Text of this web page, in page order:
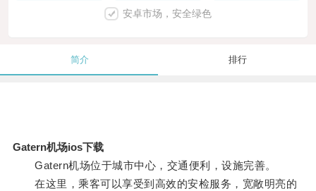
安卓市场，安全绿色
简介 排行
Gatern机场ios下载
Gatern机场位于城市中心，交通便利，设施完善。
在这里，乘客可以享受到高效的安检服务，宽敞明亮的